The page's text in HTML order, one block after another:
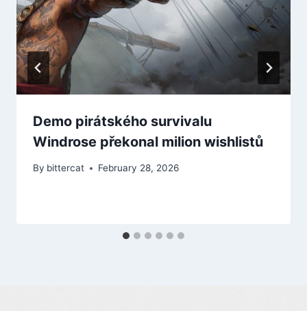
Demo pirátského survivalu
Windrose překonal milion wishlistů
By bittercat February 28, 2026